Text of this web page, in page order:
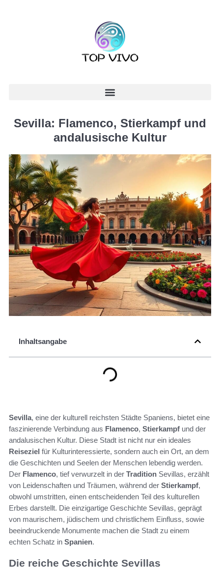
Sevilla: Flamenco, Stierkampf und
andalusische Kultur
Inhaltsangabe
Sevilla, eine der kulturell reichsten Städte Spaniens, bietet eine
faszinierende Verbindung aus Flamenco, Stierkampf und der
andalusischen Kultur. Diese Stadt ist nicht nur ein ideales
Reiseziel für Kulturinteressierte, sondern auch ein Ort, an dem
die Geschichten und Seelen der Menschen lebendig werden.
Der Flamenco, tief verwurzelt in der Tradition Sevillas, erzählt
von Leidenschaften und Träumen, während der Stierkampf,
obwohl umstritten, einen entscheidenden Teil des kulturellen
Erbes darstellt. Die einzigartige Geschichte Sevillas, geprägt
von maurischem, jüdischem und christlichem Einfluss, sowie
beeindruckende Monumente machen die Stadt zu einem
echten Schatz in Spanien.
Die reiche Geschichte Sevillas